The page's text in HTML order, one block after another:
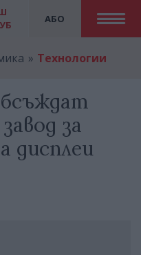
АБО
Технологии
за
дисплеи